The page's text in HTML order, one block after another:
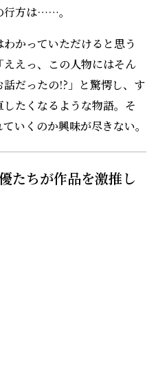
行方は……。
かっていただけると思う
えっ、この人物にはそん
だったの!?」と驚愕し、す
たくなるような物語。そ
いくのか興味が尽きない。
たちが作品を激推し